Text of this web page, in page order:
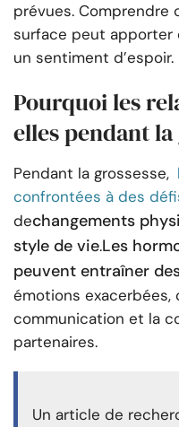
prévues. Comprendre
surface peut apporter
un sentiment d’espoir.
Pourquoi les
elles pendant la
Pendant la grossesse,
confrontées à des
dechangements
style de vie.Les
peuvent entraîner
émotions
communication et la
partenaires.
Un article de